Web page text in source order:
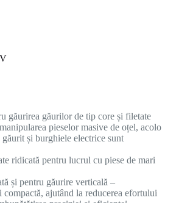
găurirea găurilor de tip core și filetate
pieselor masive de oțel, acolo
găurit și burghiele electrice sunt
ridicată pentru lucrul cu piese de mari
și pentru găurire verticală –
compactă, ajutând la reducerea efortului